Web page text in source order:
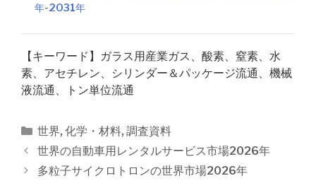
年-2031年
【キーワード】ガラス用産業ガス、酸素、窒素、水
素、アセチレン、シリンダー＆パッケージ流通、機械
液流通、トン単位流通
カ
テ
ゴ
リ
世界, 化学・材料, 調査資料
投
稿
世界の自動車用レンタルサービス市場2026年
多粒子サイクロトロンの世界市場2026年